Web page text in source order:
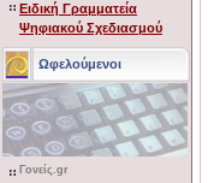
Ειδική Γραμματεία
Ψηφιακού Σχεδιασμού
Ωφελούμενοι
Γονείς.gr